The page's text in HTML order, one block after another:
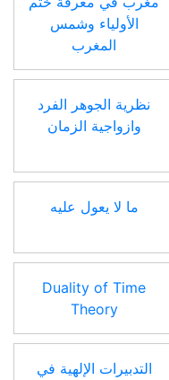
الأولياء وشمس
المغرب
نظرية الجوهر الفرد
وازواجية الزمان
ما لا يعول عليه
Duality of Time
Theory
التدبيرات الإلهية في